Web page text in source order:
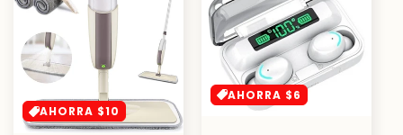
AHORRA $10
AHORRA $6